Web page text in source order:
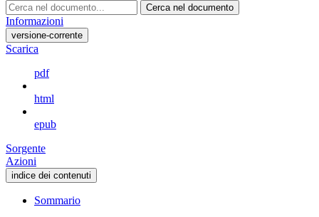
Cerca nel documento
Informazioni
versione-corrente
Scarica
pdf
html
epub
Sorgente
Azioni
indice dei contenuti
Sommario